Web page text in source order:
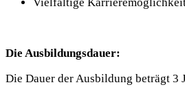
Die Ausbildungsdauer:
Die Dauer der Ausbildung beträgt 3